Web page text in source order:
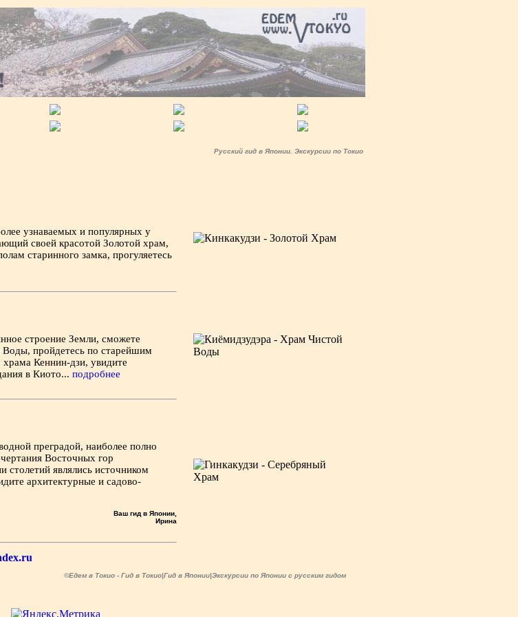
Русский гид в Японии. Экскурсии по Токио
узнаваемых и популярных у
своей красотой Золотой храм,
старинного замка, прогуляетесь
строение Земли, сможете
Воды, пройдетесь по старейшим
Кеннин-дзи, увидите
в Киото... подробнее
преградой, наиболее полно
Восточных гор
столетий являлись источником
архитектурные и садово-
Ваш гид в Японии,
Ирина
©Едем в Токио - Гид в Токио|Гид в Японии|Экскурсии по Японии с русским гидом